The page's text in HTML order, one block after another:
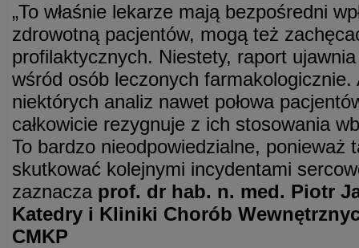
„To właśnie lekarze mają bezpośredni
zdrowotną pacjentów, mogą też
profilaktycznych. Niestety, raport
wśród osób leczonych farmakologicznie.
niektórych analiz nawet połowa
całkowicie rezygnuje z ich stosowania
To bardzo nieodpowiedzialne, ponieważ
skutkować kolejnymi incydentami
zaznacza prof. dr hab. n. med. Piotr
Katedry i Kliniki Chorób
CMKP